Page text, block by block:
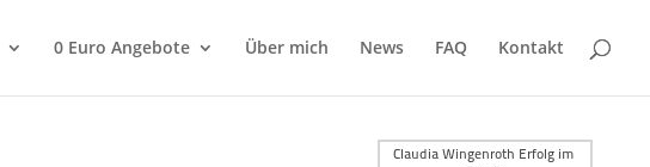
0 Euro Angebote Über mich News FAQ Kontakt